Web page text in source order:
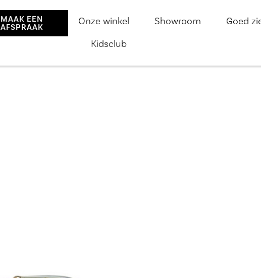
MAAK EEN
AFSPRAAK
Onze winkel Showroom Goed
Kidsclub